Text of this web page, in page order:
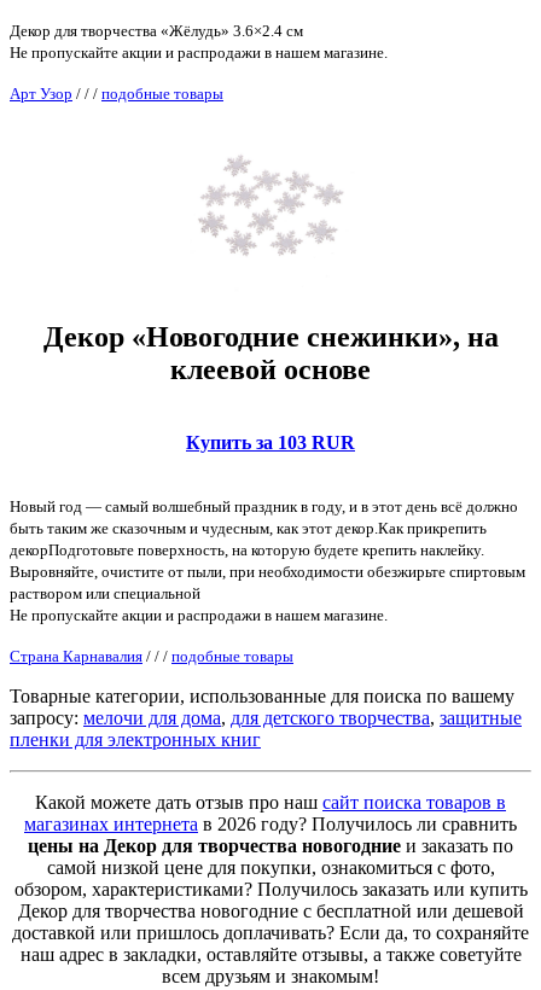
Декор для творчества «Жёлудь» 3.6×2.4 см
Не пропускайте акции и распродажи в нашем магазине.
Арт Узор / / / подобные товары
Декор «Новогодние снежинки», на
клеевой основе
Купить за 103 RUR
Новый год — самый волшебный праздник в году, и в этот день всё должно
быть таким же сказочным и чудесным, как этот декор.Как прикрепить
декорПодготовьте поверхность, на которую будете крепить наклейку.
Выровняйте, очистите от пыли, при необходимости обезжирьте спиртовым
рaствором или специальной
Не пропускайте акции и распродажи в нашем магазине.
Страна Карнавалия / / / подобные товары
Товарные категории, использованные для поиска по вашему
запросу: мелочи для дома, для детского творчества, защитные
пленки для электронных книг
Какой можете дать отзыв про наш сайт поиска товаров в
магазинах интернета в 2026 году? Получилось ли сравнить
цены на Декор для творчества новогодние и заказать по
самой низкой цене для покупки, ознакомиться с фото,
обзором, характеристиками? Получилось заказать или купить
Декор для творчества новогодние с бесплатной или дешевой
доставкой или пришлось доплачивать? Если да, то сохраняйте
наш адрес в закладки, оставляйте отзывы, а также советуйте
всем друзьям и знакомым!